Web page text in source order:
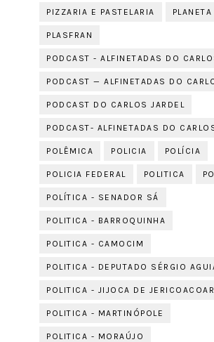
PIZZARIA E PASTELARIA PLANETA
PLASFRAN
PODCAST - ALFINETADAS DO
PODCAST — ALFINETADAS DO
PODCAST DO CARLOS JARDEL
PODCAST- ALFINETADAS DO
POLÊMICA POLICIA POLÍCIA
POLICIA FEDERAL POLITICA
POLÍTICA - SENADOR SÁ
POLITICA - BARROQUINHA
POLITICA - CAMOCIM
POLITICA - DEPUTADO SÉRGIO
POLITICA - JIJOCA DE
POLITICA - MARTINÓPOLE
POLITICA - MORAÚJO